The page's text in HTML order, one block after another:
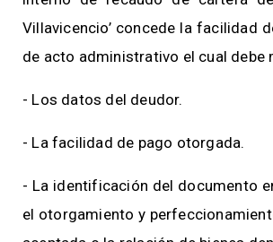
Villavicencio’ concede la facilidad
de acto administrativo el cual debe
- Los datos del deudor.
- La facilidad de pago otorgada.
- La identificación del documento
el otorgamiento y